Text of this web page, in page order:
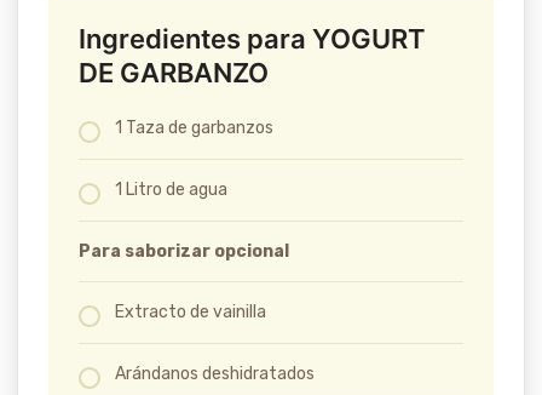
Ingredientes para YOGURT
DE GARBANZO
1 Taza de garbanzos
1 Litro de agua
Para saborizar opcional
Extracto de vainilla
Arándanos deshidratados